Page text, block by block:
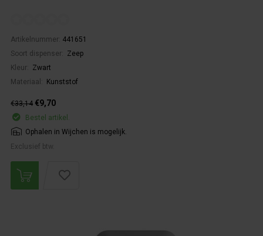
Artikelnummer: 441651
Soort dispenser:
Zeep
Kleur:
Zwart
Materiaal:
Kunststof
€33,14 €9,70
Bestel artikel.
Ophalen in Wijchen is mogelijk.
Exclusief btw.